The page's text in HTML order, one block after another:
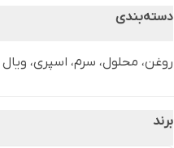
دسته‌بندی
روغن، محلول، سرم، اسپری،
برند